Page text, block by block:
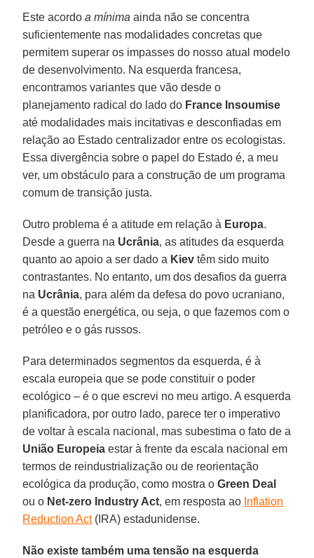
Este acordoa mínima ainda não se concentra
suficientemente nas modalidades concretas que
permitem superar os impasses do nosso atual modelo
de desenvolvimento. Na esquerda francesa,
encontramos variantes que vão desde o
planejamento radical do lado do France Insoumise
até modalidades mais incitativas e desconfiadas em
relação ao Estado centralizador entre os ecologistas.
Essa divergência sobre o papel do Estado é, a meu
ver, um obstáculo para a construção de um programa
comum de transição justa.
Outro problema é a atitude em relação à Europa.
Desde a guerra na Ucrânia, as atitudes da esquerda
quanto ao apoio a ser dado a Kiev têm sido muito
contrastantes. No entanto, um dos desafios da guerra
na Ucrânia, para além da defesa do povo ucraniano,
é a questão energética, ou seja, o que fazemos com o
petróleo e o gás russos.
Para determinados segmentos da esquerda, é à
escala europeia que se pode constituir o poder
ecológico – é o que escrevi no meu artigo. A esquerda
planificadora, por outro lado, parece ter o imperativo
de voltar à escala nacional, mas subestima o fato de a
União Europeia estar à frente da escala nacional em
termos de reindustrialização ou de reorientação
ecológica da produção, como mostra oGreen Deal
ou o Net-zero Industry Act, em resposta ao Inflation
Reduction Act(IRA) estadunidense.
Não existe também uma tensão na esquerda